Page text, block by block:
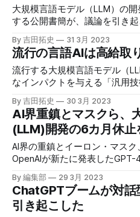
大規模言語モデル（LLM）の
する公開書簡が、議論を引き
（AGI）実現の可能性も遠くに
を秘める科学技術をどう扱う
かもしれない。
By 吉田拓史 31 3月 2023
流行の言語AIは高給取
流行する大規模言語モデル（
なインパクトを与える「汎用
出た。高賃金の職種への影響
はこれから大きな変化に直面す
By 吉田拓史 30 3月 2023
AI界重鎮とマスクら、
(LLM)開発の6カ月休止
AI界の重鎮とイーロン・マスク
OpenAIが新たに発表した
デル（LLM）のトレーニング
クを排除するため、6カ月間休
けた。
By 編集部 29 3月 2023
ChatGPTブームが対
引き起こした